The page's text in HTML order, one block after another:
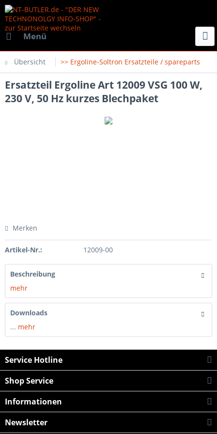
Menü
Übersicht >> Ergoline-Soltron Ersatzteile / spareparts
Ersatzteil Ergoline Art 12009 VSG 100 W,
230 V, 50 Hz kurzes Blechpaket
Merken
Artikel-Nr.: 12009-00
Beschreibung
mehr
Downloads
... mehr
Service Hotline
Shop Service
Informationen
Newsletter